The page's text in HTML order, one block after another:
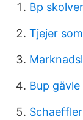
Bp
Tjejer
Bup gävle